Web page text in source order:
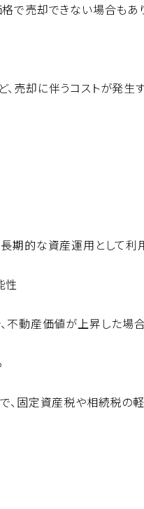
で売却できない場合もあ
売却に伴うコストが発生す
期的な資産運用として利
性
不動産価値が上昇した場
、固定資産税や相続税の